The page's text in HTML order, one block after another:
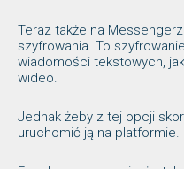
Teraz także na
szyfrowania. To
wiadomości tekstowych,
wideo.
Jednak żeby z tej opcji
uruchomić ją na platformie.